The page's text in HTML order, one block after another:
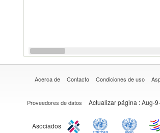
Acerca de Contacto Condiciones de uso
Proveedores de datos Actualizar página : Aug-
Asociados